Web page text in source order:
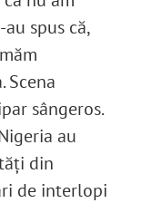
spus că,
Scena
sângeros.
au
din
de interlopi